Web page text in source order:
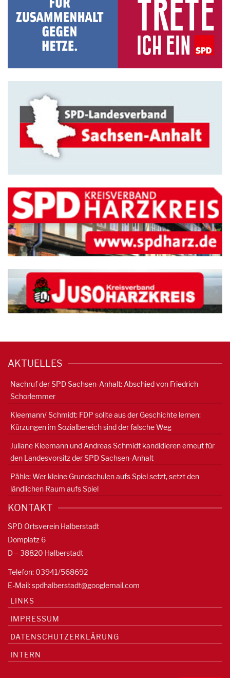
AKTUELLES
Nachruf der SPD Sachsen-Anhalt: Abschied von Friedrich
Schorlemmer
Kleemann/ Schmidt: FDP sollte aus der Geschichte lernen:
Kürzungen im Sozialbereich sind der falsche Weg
Juliane Kleemann und Andreas Schmidt kandidieren erneut für
den Landesvorsitz der SPD Sachsen-Anhalt
Pähle: Wer kleine Grundschulen aufs Spiel setzt, setzt den
ländlichen Raum aufs Spiel
KONTAKT
SPD Ortsverein Halberstadt
Domplatz 6
D – 38820 Halberstadt
Telefon: 03941/568692
E-Mail:spdhalberstadt@googlemail.com
LINKS
IMPRESSUM
DATENSCHUTZERKLÄRUNG
INTERN